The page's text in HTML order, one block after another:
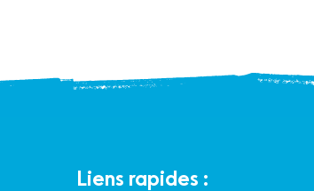
Liens rapides :